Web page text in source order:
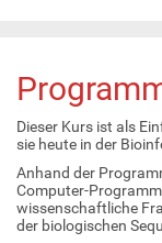
Dieser Kurs ist als
sie heute in der
Anhand der
Computer-
wissenschaftliche
der biologischen